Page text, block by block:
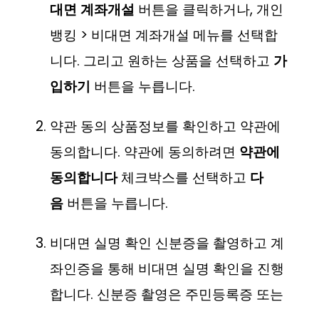
대면 계좌개설 버튼을 클릭하거나, 개인
뱅킹 > 비대면 계좌개설 메뉴를 선택합
니다. 그리고 원하는 상품을 선택하고 가
입하기 버튼을 누릅니다.
약관 동의 상품정보를 확인하고 약관에
동의합니다. 약관에 동의하려면 약관에
동의합니다체크박스를 선택하고 다
음 버튼을 누릅니다.
비대면 실명 확인 신분증을 촬영하고 계
좌인증을 통해 비대면 실명 확인을 진행
합니다. 신분증 촬영은 주민등록증 또는